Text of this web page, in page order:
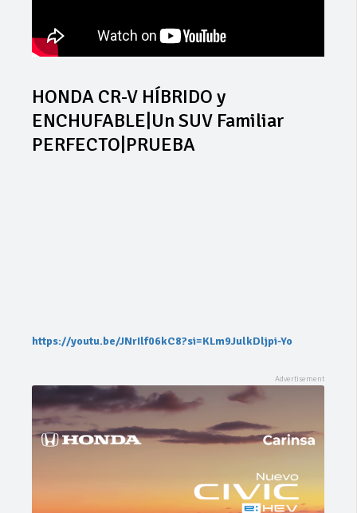
HONDA CR-V HÍBRIDO y
ENCHUFABLE|Un SUV Familiar
PERFECTO|PRUEBA
https://youtu.be/JNrIlf06kC8?si=KLm9JulkDljpi-Yo